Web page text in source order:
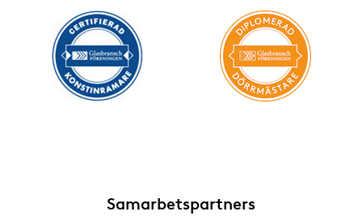
Samarbetspartners